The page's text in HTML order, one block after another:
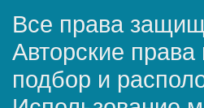
Все права
Авторские
подбор и